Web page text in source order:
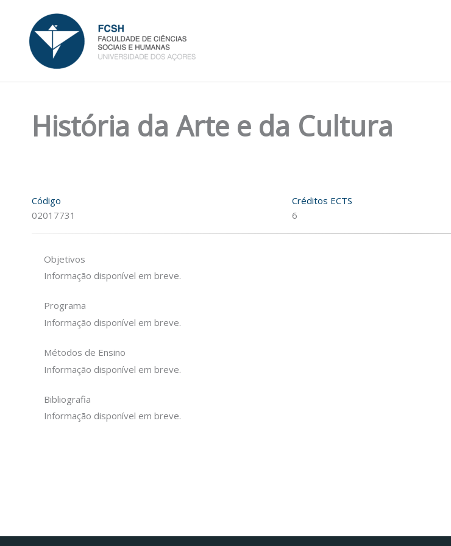
content
História da Arte e da Cultura
Código
02017731
Créditos ECTS
6
Objetivos
Informação disponível em breve.
Programa
Informação disponível em breve.
Métodos de Ensino
Informação disponível em breve.
Bibliografia
Informação disponível em breve.
Facebook
Instagram da FCTPortal da UAc